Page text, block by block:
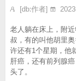
[db:作者]
老人躺在床上，附
叔，有的叫他胡里
许还有1个星期，他
肝癌，还有前列腺
头了。